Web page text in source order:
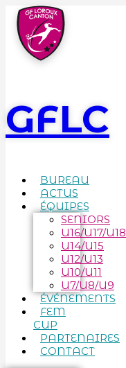
GFLC
BUREAU
ACTUS
ÉQUIPES
SENIORS
U16/U17/U18
U14/U15
U12/U13
U10/U11
U7/U8/U9
ÉVÉNEMENTS
FEM
CUP
PARTENAIRES
CONTACT